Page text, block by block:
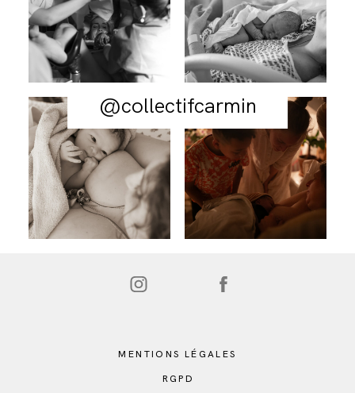
@collectifcarmin
RGPD
MENTIONS LÉGALES